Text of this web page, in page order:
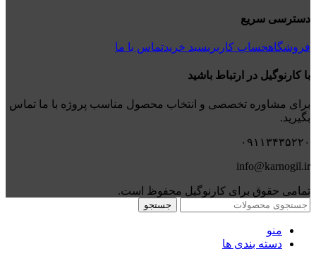
دسترسی سریع
فروشگاهحساب کاربریسبد خریدتماس با ما
با کارنوگیل در ارتباط باشید
برای مشاوره تخصصی و انتخاب محصول مناسب پروژه با ما تماس
بگیرید.
۰۹۱۱۳۴۳۵۲۲۰
info@karnogil.ir
تمامی حقوق برای کارنوگیل محفوظ است.
جستجو
منو
دسته بندی ها